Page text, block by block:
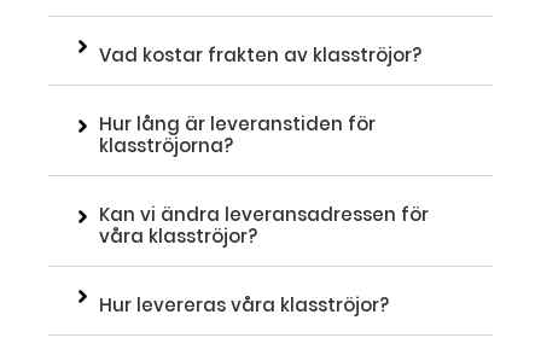
Vad kostar frakten av klasströjor?
Hur lång är leveranstiden för
klasströjorna?
Kan vi ändra leveransadressen för
våra klasströjor?
Hur levereras våra klasströjor?